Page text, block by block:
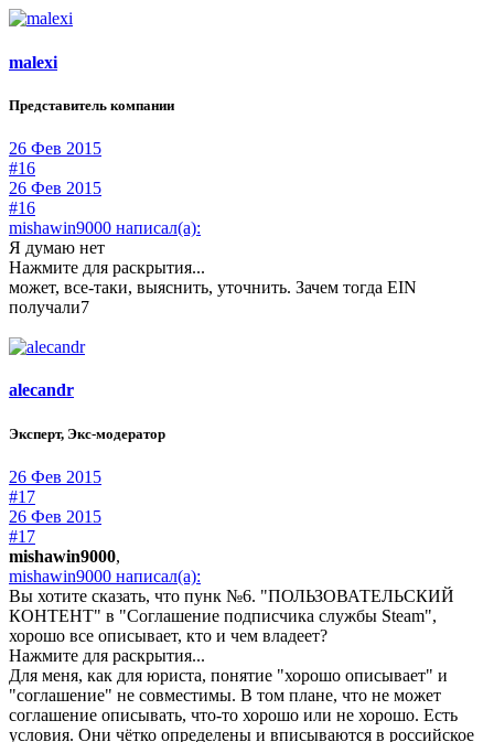
malexi
Представитель компании
26 Фев 2015
#16
26 Фев 2015
#16
mishawin9000 написал(а):
Я думаю нет
Нажмите для раскрытия...
может, все-таки, выяснить, уточнить. Зачем тогда EIN
получали7
alecandr
Эксперт, Экс-модератор
26 Фев 2015
#17
26 Фев 2015
#17
mishawin9000,
mishawin9000 написал(а):
Вы хотите сказать, что пунк №6. "ПОЛЬЗОВАТЕЛЬСКИЙ
КОНТЕНТ" в "Соглашение подписчика службы Steam",
хорошо все описывает, кто и чем владеет?
Нажмите для раскрытия...
Для меня, как для юриста, понятие "хорошо описывает" и
"соглашение" не совместимы. В том плане, что не может
соглашение описывать, что-то хорошо или не хорошо. Есть
условия. Они чётко определены и вписываются в российское